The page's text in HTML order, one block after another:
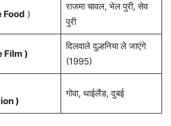
Food )
राजमा चावल, भेल पुरी, सेव
पुरी
Film )
दिलवाले दुल्हनिया ले जाएंगे
(1995)
)
गोवा, थाईलैंड, दुबई